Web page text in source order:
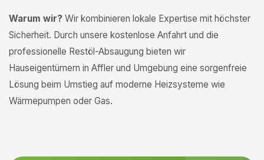
Warum wir? Wir kombinieren lokale Expertise mit höchster
Sicherheit. Durch unsere kostenlose Anfahrt und die
professionelle Restöl-Absaugung bieten wir
Hauseigentümern in Affler und Umgebung eine sorgenfreie
Lösung beim Umstieg auf moderne Heizsysteme wie
Wärmepumpen oder Gas.